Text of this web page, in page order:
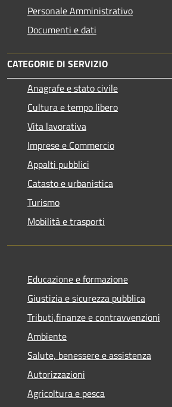
Personale Amministrativo
Documenti e dati
CATEGORIE DI SERVIZIO
Anagrafe e stato civile
Cultura e tempo libero
Vita lavorativa
Imprese e Commercio
Appalti pubblici
Catasto e urbanistica
Turismo
Mobilità e trasporti
Educazione e formazione
Giustizia e sicurezza pubblica
Tributi,finanze e contravvenzioni
Ambiente
Salute, benessere e assistenza
Autorizzazioni
Agricoltura e pesca